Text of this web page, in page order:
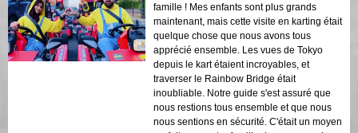
famille ! Mes enfants sont plus grands
maintenant, mais cette visite en karting était
quelque chose que nous avons tous
apprécié ensemble. Les vues de Tokyo
depuis le kart étaient incroyables, et
traverser le Rainbow Bridge était
inoubliable. Notre guide s'est assuré que
nous restions tous ensemble et que nous
nous sentions en sécurité. C'était un moyen